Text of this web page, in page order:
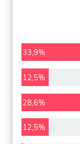
33,9%
12,5%
28,6%
12,5%